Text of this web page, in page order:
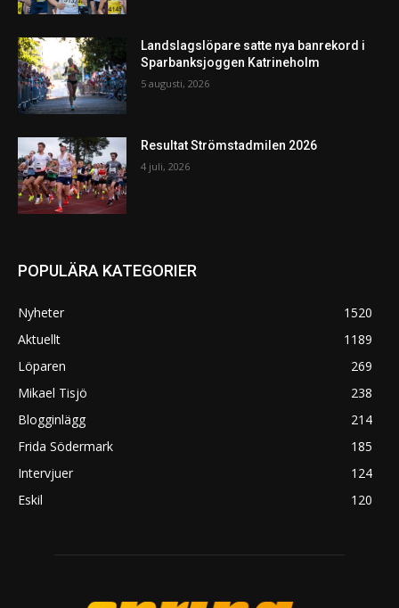
Landslagslöpare satte nya banrekord i
Sparbanksjoggen Katrineholm
5 augusti, 2026
Resultat Strömstadmilen 2026
4 juli, 2026
POPULÄRA KATEGORIER
Nyheter
1520
Aktuellt
1189
Löparen
269
Mikael Tisjö
238
Blogginlägg
214
Frida Södermark
185
Intervjuer
124
Eskil
120